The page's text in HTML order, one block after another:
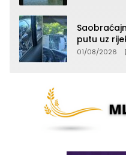
putu uz
lica
01/08/2026